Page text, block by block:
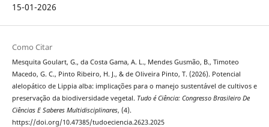
15-01-2026
Como Citar
Mesquita Goulart, G., da Costa Gama, A. L., Mendes Gusmão, B., Timoteo
Macedo, G. C., Pinto Ribeiro, H. J., & de Oliveira Pinto, T. (2026). Potencial
alelopático de Lippia alba: implicações para o manejo sustentável de cultivos e
preservação da biodiversidade vegetal. Tudo é Ciência: Congresso Brasileiro De
Ciências E Saberes Multidisciplinares, (4).
https://doi.org/10.47385/tudoeciencia.2623.2025